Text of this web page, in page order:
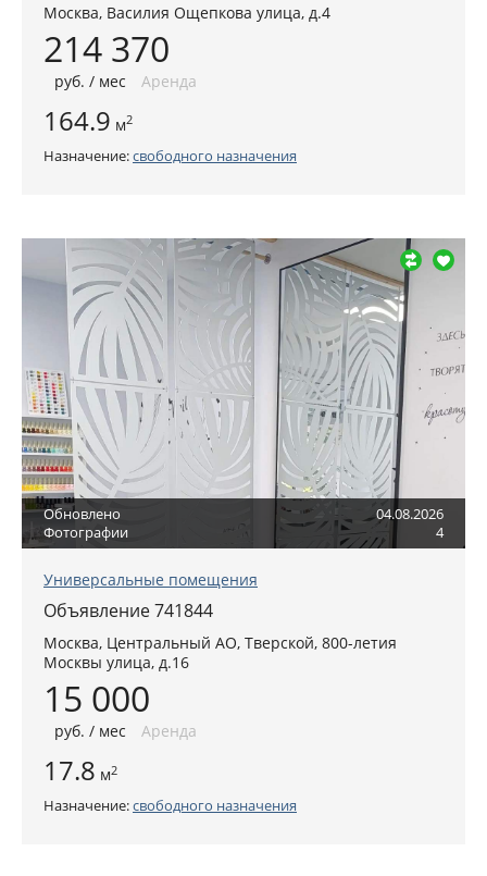
Москва, Василия Ощепкова улица, д.4
214 370
руб. / мес Аренда
164.9 м2
Назначение:свободного назначения
Обновлено
04.08.2026
Фотографии
4
Универсальные помещения
Объявление 741844
Москва, Центральный АО, Тверской, 800-летия
Москвы улица, д.16
15 000
руб. / мес Аренда
17.8 м2
Назначение:свободного назначения